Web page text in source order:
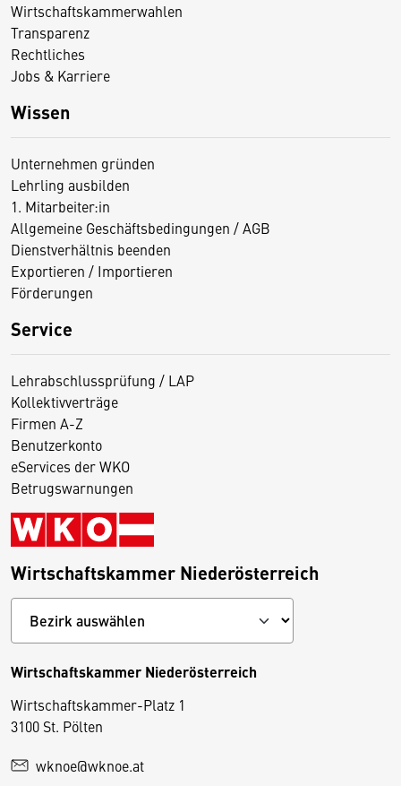
Wirtschaftskammerwahlen
Transparenz
Rechtliches
Jobs & Karriere
Wissen
Unternehmen gründen
Lehrling ausbilden
1. Mitarbeiter:in
Allgemeine Geschäftsbedingungen / AGB
Dienstverhältnis beenden
Exportieren / Importieren
Förderungen
Service
Lehrabschlussprüfung / LAP
Kollektivverträge
Firmen A-Z
Benutzerkonto
eServices der WKO
Betrugswarnungen
Wirtschaftskammer Niederösterreich
Wirtschaftskammer Niederösterreich
Wirtschaftskammer-Platz 1
3100 St. Pölten
wknoe@wknoe.at
D
e